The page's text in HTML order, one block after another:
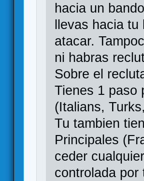
hacia un
llevas hacia
atacar.
ni habras
Sobre el
Tienes 1 paso
(Italians,
Tu tambien
Principales
ceder
controlada por